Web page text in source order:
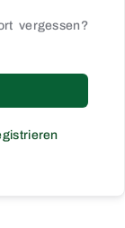
vergessen?